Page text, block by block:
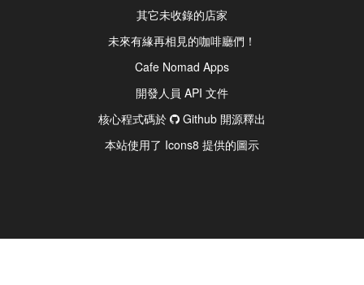
其它未收錄的店家
未來有緣再相見的咖啡廳們！
Cafe Nomad Apps
開發人員 API 文件
核心程式碼於
Github 開源釋出
本站使用了 Icons8 提供的圖示